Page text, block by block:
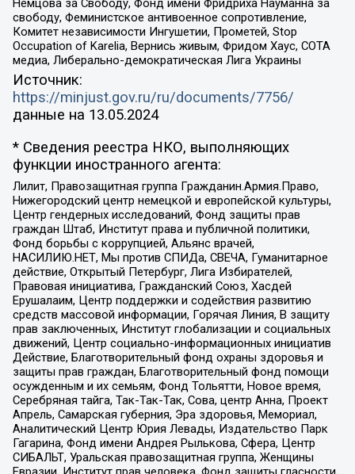
Немцова за Свободу, Фонд имени Фридриха Науманна за
свободу, Феминистское антивоенное сопротивление,
Комитет независимости Ингушетии, Прометей, Stop
Occupation of Karelia, Вернись живым, Фридом Хаус, СОТА
медиа, Либерально-демократическая Лига Украины
Источник:
https://minjust.gov.ru/ru/documents/7756/
данные на 13.05.2024
* Сведения реестра НКО, выполняющих
функции иностранного агента:
Лилит, Правозащитная группа Гражданин.Армия.Право,
Нижегородский центр немецкой и европейской культуры,
Центр гендерных исследований, Фонд защиты прав
граждан Штаб, Институт права и публичной политики,
Фонд борьбы с коррупцией, Альянс врачей,
НАСИЛИЮ.НЕТ, Мы против СПИДа, СВЕЧА, Гуманитарное
действие, Открытый Петербург, Лига Избирателей,
Правовая инициатива, Гражданский Союз, Хасдей
Ерушалаим, Центр поддержки и содействия развитию
средств массовой информации, Горячая Линия, В защиту
прав заключенных, Институт глобализации и социальных
движений, Центр социально-информационных инициатив
Действие, Благотворительный фонд охраны здоровья и
защиты прав граждан, Благотворительный фонд помощи
осужденным и их семьям, Фонд Тольятти, Новое время,
Серебряная тайга, Так-Так-Так, Сова, центр Анна, Проект
Апрель, Самарская губерния, Эра здоровья, Мемориал,
Аналитический Центр Юрия Левады, Издательство Парк
Гагарина, Фонд имени Андрея Рылькова, Сфера, Центр
СИБАЛЬТ, Уральская правозащитная группа, Женщины